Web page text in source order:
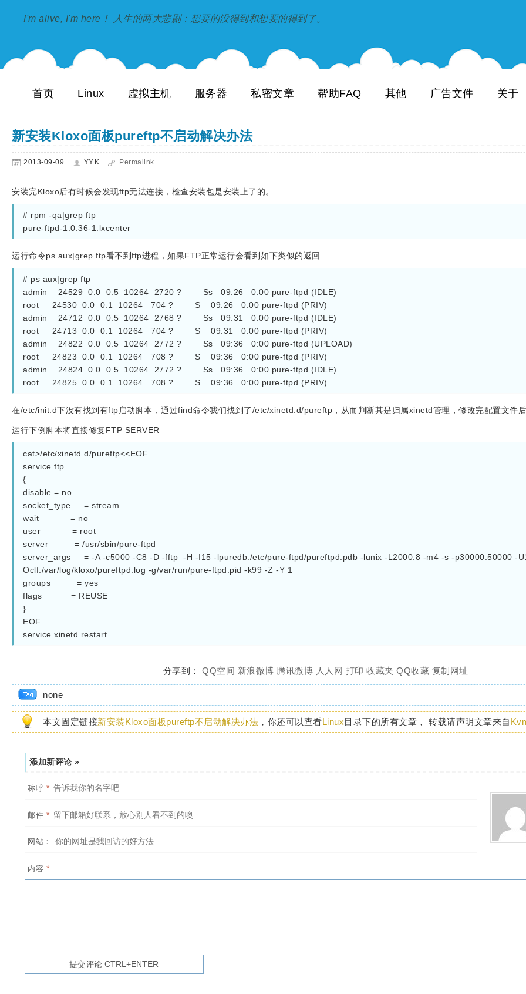
I'm alive, I'm here！ 人生的两大悲剧：想要的没得到和想要的得到了。
首页 Linux 虚拟主机 服务器 私密文章 帮助FAQ 其他 广告文件 关于
新安装Kloxo面板pureftp不启动解决办法
2013-09-09 YY.K Permalink
安装完Kloxo后有时候会发现ftp无法连接，检查安装包是安装上了的。
# rpm -qa|grep ftp
pure-ftpd-1.0.36-1.lxcenter
运行命令ps aux|grep ftp看不到ftp进程，如果FTP正常运行会看到如下类似的返回
# ps aux|grep ftp
admin    24529  0.0  0.5  10264  2720 ?        Ss   09:26   0:00 pure-ftpd (IDLE)
root     24530  0.0  0.1  10264   704 ?        S    09:26   0:00 pure-ftpd (PRIV)
admin    24712  0.0  0.5  10264  2768 ?        Ss   09:31   0:00 pure-ftpd (IDLE)
root     24713  0.0  0.1  10264   704 ?        S    09:31   0:00 pure-ftpd (PRIV)
admin    24822  0.0  0.5  10264  2772 ?        Ss   09:36   0:00 pure-ftpd (UPLOAD)
root     24823  0.0  0.1  10264   708 ?        S    09:36   0:00 pure-ftpd (PRIV)
admin    24824  0.0  0.5  10264  2772 ?        Ss   09:36   0:00 pure-ftpd (IDLE)
root     24825  0.0  0.1  10264   708 ?        S    09:36   0:00 pure-ftpd (PRIV)
在/etc/init.d下没有找到有ftp启动脚本，通过find命令我们找到了/etc/xinetd.d/pureftp，从而判断其是归属xinetd管理，修改完配置文件
运行下例脚本将直接修复FTP SERVER
cat>/etc/xinetd.d/pureftp<<EOF
service ftp
{
disable = no
socket_type     = stream
wait            = no
user            = root
server          = /usr/sbin/pure-ftpd
server_args     = -A -c5000 -C8 -D -fftp  -H -I15 -lpuredb:/etc/pure-ftpd/pureftpd.pdb -lunix -L2000:8 -m4 -s -p30000:50000 -
Oclf:/var/log/kloxo/pureftpd.log -g/var/run/pure-ftpd.pid -k99 -Z -Y 1
groups          = yes
flags           = REUSE
}
EOF
service xinetd restart
分享到： QQ空间 新浪微博 腾讯微博 人人网 打印 收藏夹 QQ收藏 复制网址
none
本文固定链接新安装Kloxo面板pureftp不启动解决办法 ，你还可以查看Linux目录下的所有文章， 转载请声明文章来自
添加新评论 »
称呼 *
邮件 *
网站：
内容 *